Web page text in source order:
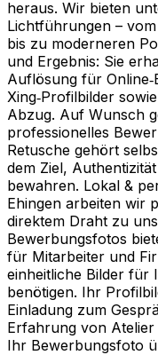
heraus. Wir bieten
Lichtführungen –
bis zu moderneren
und Ergebnis: Sie
Auflösung für
Xing‑Profilbilder
Abzug. Auf Wunsch
professionelles
Retusche gehört
dem Ziel,
bewahren. Lokal &
Ehingen arbeiten wir
direktem Draht zu
Bewerbungsfotos
für Mitarbeiter und
einheitliche Bilder für
benötigen. Ihr
Einladung zum
Erfahrung von
Ihr Bewerbungsfoto